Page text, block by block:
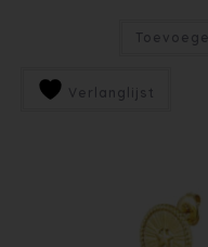
Verlanglijst